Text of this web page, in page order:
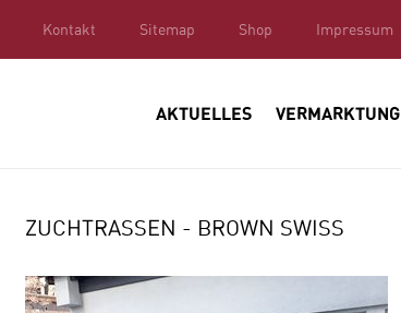
Kontakt Sitemap Shop Impressum
AKTUELLES VERMARKTUNG
ZUCHTRASSEN - BROWN SWISS